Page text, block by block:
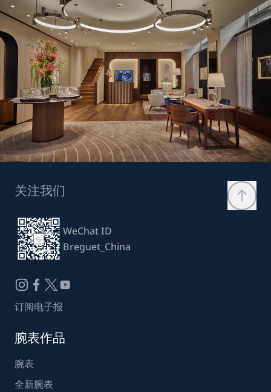
关注我们
WeChat ID
Breguet_China
订阅电子报
腕表作品
腕表
全新腕表